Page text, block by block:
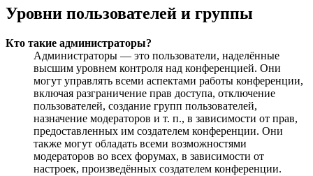
Уровни пользователей и группы
Кто такие администраторы?
Администраторы — это пользователи, наделённые
высшим уровнем контроля над конференцией. Они
могут управлять всеми аспектами работы конференции,
включая разграничение прав доступа, отключение
пользователей, создание групп пользователей,
назначение модераторов и т. п., в зависимости от прав,
предоставленных им создателем конференции. Они
также могут обладать всеми возможностями
модераторов во всех форумах, в зависимости от
настроек, произведённых создателем конференции.